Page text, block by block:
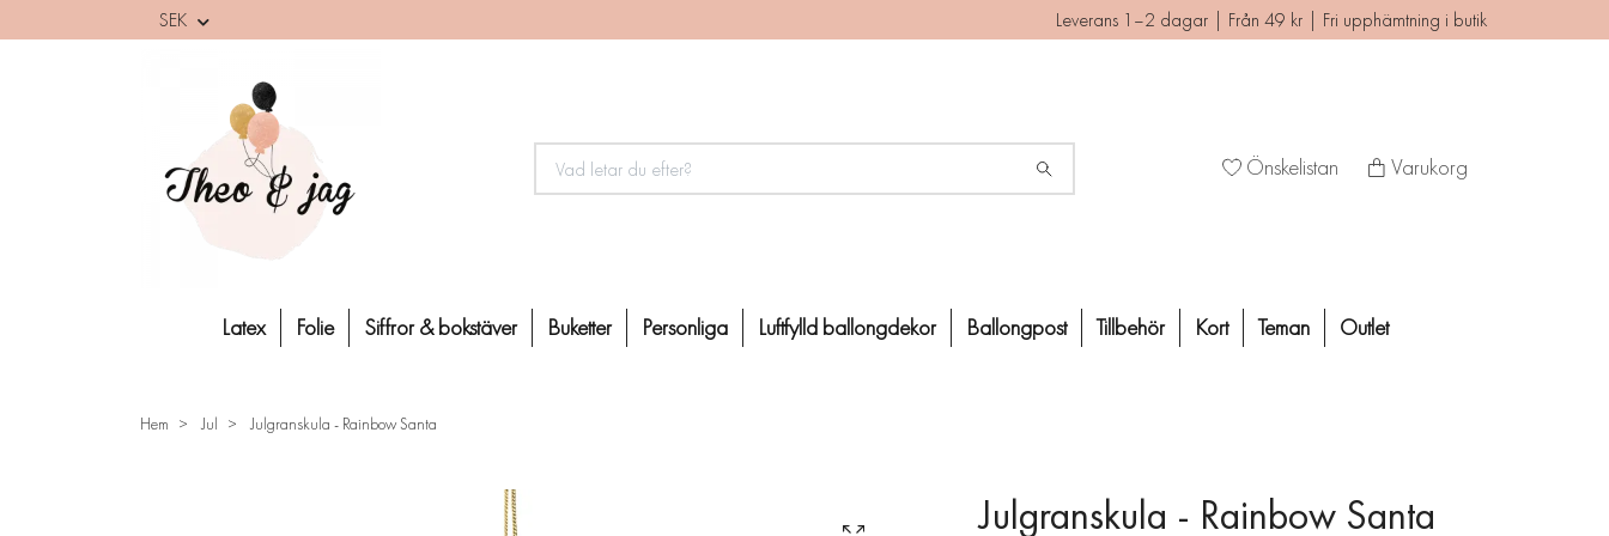
SEK Leverans 1–2 dagar | Från 49 kr | Fri upphämtning i butik
Önskelistan Varukorg
Latex Folie Siffror & bokstäver Buketter Personliga Luftfylld ballongdekor Ballongpost Tillbehör Kort Teman Outlet
Hem Jul Julgranskula - Rainbow Santa
Julgranskula - Rainbow Santa